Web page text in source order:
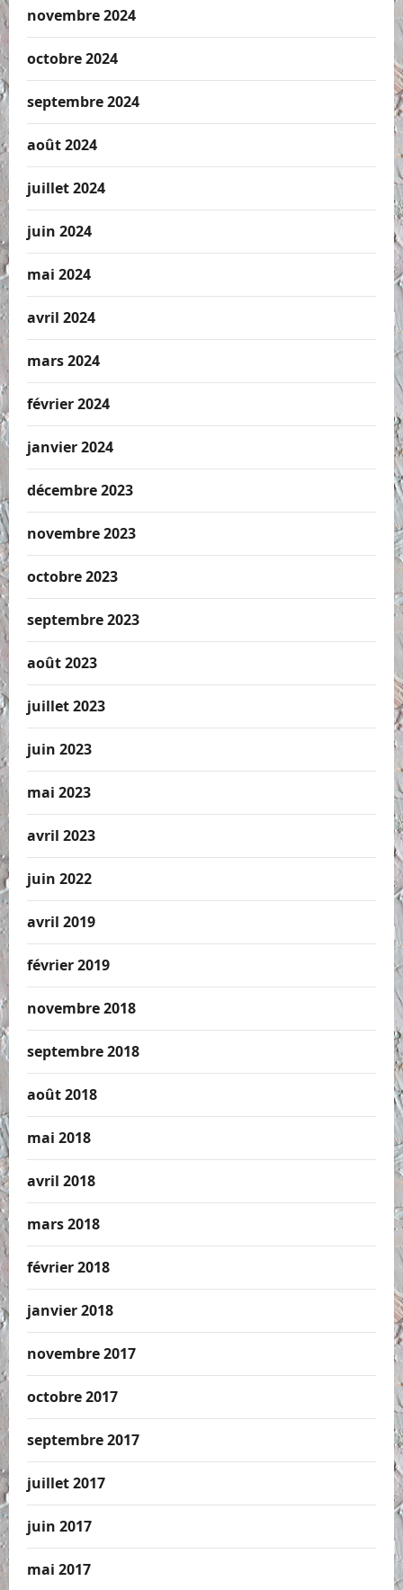
novembre 2024
octobre 2024
septembre 2024
août 2024
juillet 2024
juin 2024
mai 2024
avril 2024
mars 2024
février 2024
janvier 2024
décembre 2023
novembre 2023
octobre 2023
septembre 2023
août 2023
juillet 2023
juin 2023
mai 2023
avril 2023
juin 2022
avril 2019
février 2019
novembre 2018
septembre 2018
août 2018
mai 2018
avril 2018
mars 2018
février 2018
janvier 2018
novembre 2017
octobre 2017
septembre 2017
juillet 2017
juin 2017
mai 2017